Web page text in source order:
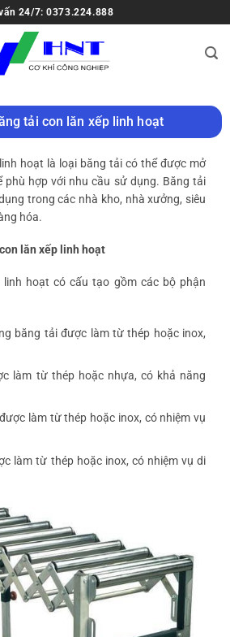
24/7: 0373.224.888
tải con lăn xếp linh hoạt
hoạt là loại băng tải có thể được mở
phù hợp với nhu cầu sử dụng. Băng tải
trong các nhà kho, nhà xưởng, siêu
hóa.
lăn xếp linh hoạt
linh hoạt có cấu tạo gồm các bộ phận
băng tải được làm từ thép hoặc inox,
làm từ thép hoặc nhựa, có khả năng
làm từ thép hoặc inox, có nhiệm vụ
làm từ thép hoặc inox, có nhiệm vụ di